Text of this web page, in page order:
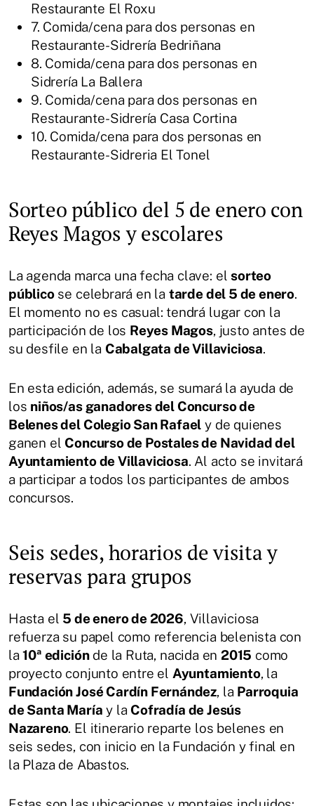
Restaurante El Roxu
7. Comida/cena para dos personas en
Restaurante-Sidrería Bedriñana
8. Comida/cena para dos personas en
Sidrería La Ballera
9. Comida/cena para dos personas en
Restaurante-Sidrería Casa Cortina
10. Comida/cena para dos personas en
Restaurante-Sidreria El Tonel
Sorteo público del 5 de enero con
Reyes Magos y escolares
La agenda marca una fecha clave: elsorteo
públicose celebrará en la tarde del 5 de enero.
El momento no es casual: tendrá lugar con la
participación de los Reyes Magos, justo antes de
su desfile en la Cabalgata de Villaviciosa.
En esta edición, además, se sumará la ayuda de
los niños/as ganadores del Concurso de
Belenes del Colegio San Rafael y de quienes
ganen el Concurso de Postales de Navidad del
Ayuntamiento de Villaviciosa. Al acto se invitará
a participar a todos los participantes de ambos
concursos.
Seis sedes, horarios de visita y
reservas para grupos
Hasta el 5 de enero de 2026, Villaviciosa
refuerza su papel como referencia belenista con
la10ª ediciónde la Ruta, nacida en 2015 como
proyecto conjunto entre el Ayuntamiento, la
Fundación José Cardín Fernández, la Parroquia
de Santa María y la Cofradía de Jesús
Nazareno. El itinerario reparte los belenes en
seis sedes, con inicio en la Fundación y final en
la Plaza de Abastos.